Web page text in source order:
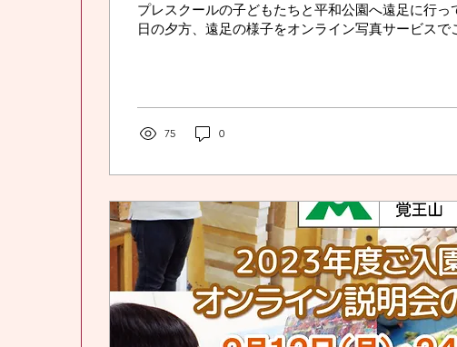
プレスクールの子どもたちと平和公園へ遠足に行っ
日の夕方、遠足の様子をオンライン写真サービスで
75 0